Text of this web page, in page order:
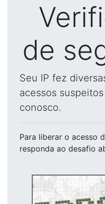
de
Seu IP fez
acessos
conosco.
Para liberar o acesso
responda ao desafio